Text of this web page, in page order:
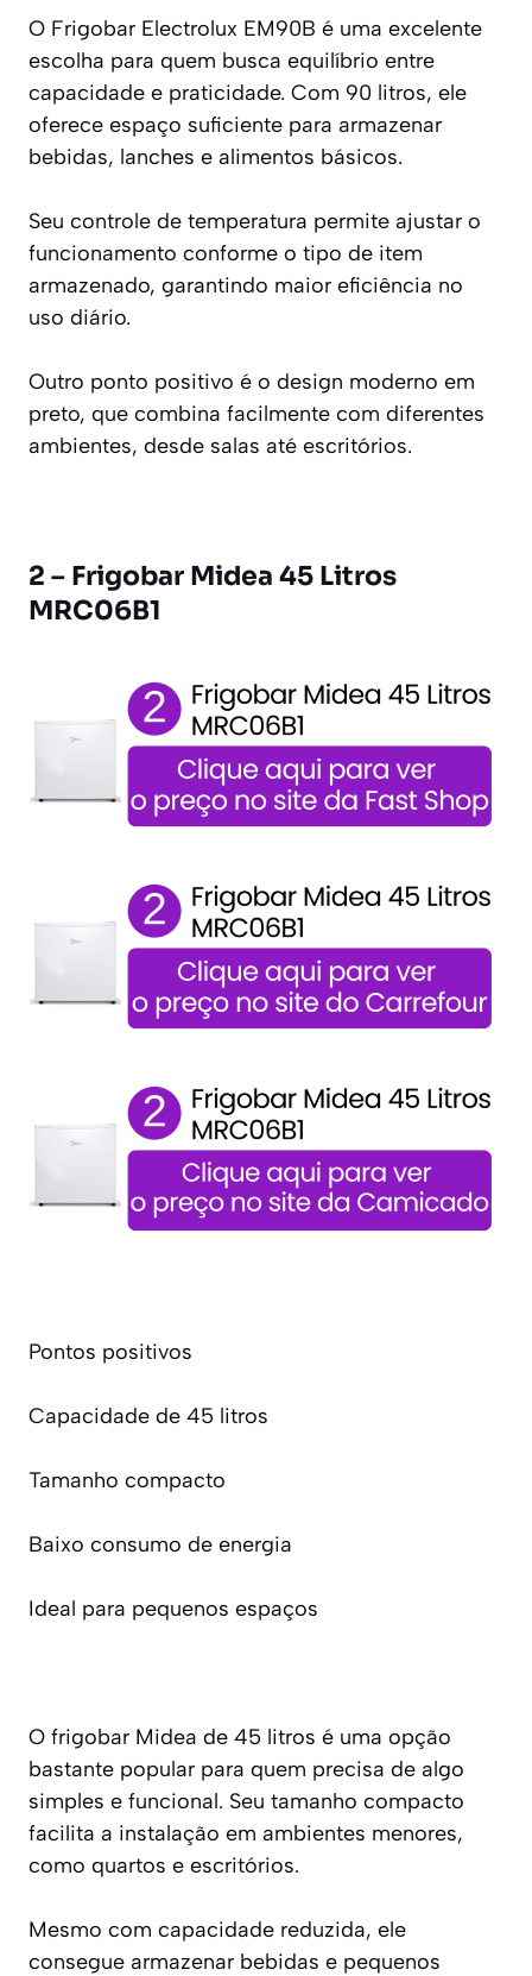
O Frigobar Electrolux EM90B é uma excelente
escolha para quem busca equilíbrio entre
capacidade e praticidade. Com 90 litros, ele
oferece espaço suficiente para armazenar
bebidas, lanches e alimentos básicos.
Seu controle de temperatura permite ajustar o
funcionamento conforme o tipo de item
armazenado, garantindo maior eficiência no
uso diário.
Outro ponto positivo é o design moderno em
preto, que combina facilmente com diferentes
ambientes, desde salas até escritórios.
2 – Frigobar Midea 45 Litros
MRC06B1
Pontos positivos
Capacidade de 45 litros
Tamanho compacto
Baixo consumo de energia
Ideal para pequenos espaços
O frigobar Midea de 45 litros é uma opção
bastante popular para quem precisa de algo
simples e funcional. Seu tamanho compacto
facilita a instalação em ambientes menores,
como quartos e escritórios.
Mesmo com capacidade reduzida, ele
consegue armazenar bebidas e pequenos